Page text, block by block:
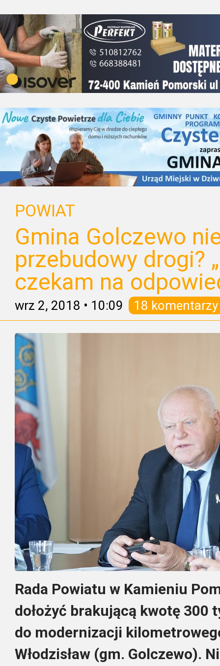
POWIAT
Gmina Golczewo
przebudowy drogi?
czekam na
wrz 2, 2018 • 10:09 18 komentarzy
Rada Powiatu w Kamieniu
dołożyć brakującą kwotę 300
do modernizacji
Włodzisław (gm. Golczewo).